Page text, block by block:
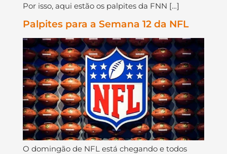
Por isso, aqui estão os palpites da FNN […]
Palpites para a Semana 12 da NFL
O domingão de NFL está chegando e todos